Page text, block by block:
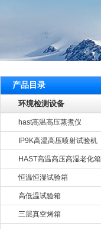
产品目录
环境检测设备
hast高温高压蒸煮仪
IP9K高温高压喷射试验机
HAST高温高压高湿老化箱
恒温恒湿试验箱
高低温试验箱
三层真空烤箱